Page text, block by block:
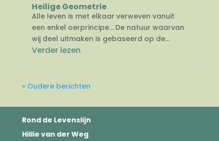
Heilige Geometrie
Alle leven is met elkaar verweven vanuit
een enkel oerprincipe… De natuur waarvan
wij deel uitmaken is gebaseerd op de...
Verder lezen
« Oudere berichten
Rond de Levenslijn
Hillie van der Weg